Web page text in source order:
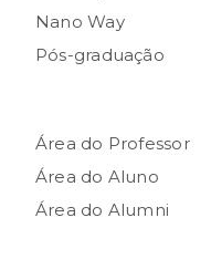
Nano Way
Pós-graduação
Área do Professor
Área do Aluno
Área do Alumni